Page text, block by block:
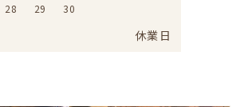
28 29 30
休業日